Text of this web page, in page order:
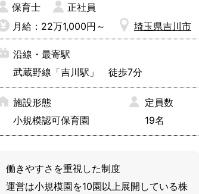
保育士
正社員
月給：22万1,000円～
埼玉県吉川市
沿線・最寄駅
武蔵野線「吉川駅」 徒歩7分
施設形態
小規模認可保育園
定員数
19名
働きやすさを重視した制度
運営は小規模園を10園以上展開している株